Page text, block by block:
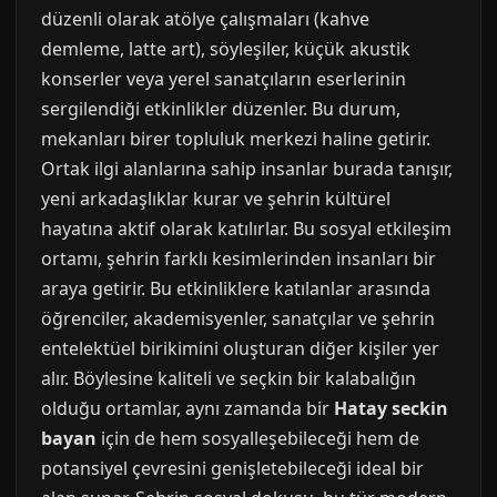
düzenli olarak atölye çalışmaları (kahve
demleme, latte art), söyleşiler, küçük akustik
konserler veya yerel sanatçıların eserlerinin
sergilendiği etkinlikler düzenler. Bu durum,
mekanları birer topluluk merkezi haline getirir.
Ortak ilgi alanlarına sahip insanlar burada tanışır,
yeni arkadaşlıklar kurar ve şehrin kültürel
hayatına aktif olarak katılırlar. Bu sosyal etkileşim
ortamı, şehrin farklı kesimlerinden insanları bir
araya getirir. Bu etkinliklere katılanlar arasında
öğrenciler, akademisyenler, sanatçılar ve şehrin
entelektüel birikimini oluşturan diğer kişiler yer
alır. Böylesine kaliteli ve seçkin bir kalabalığın
olduğu ortamlar, aynı zamanda bir Hatay seckin
bayan için de hem sosyalleşebileceği hem de
potansiyel çevresini genişletebileceği ideal bir